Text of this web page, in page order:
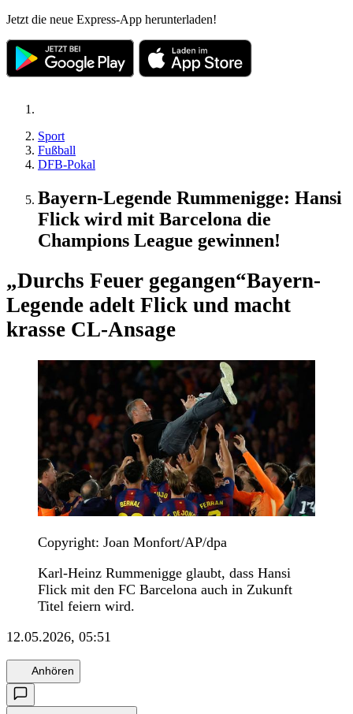
Jetzt die neue Express-App herunterladen!
Sport
Fußball
DFB-Pokal
Bayern-Legende Rummenigge: Hansi
Flick wird mit Barcelona die
Champions League gewinnen!
„Durchs Feuer gegangen“Bayern-
Legende adelt Flick und macht
krasse CL-Ansage
Copyright: Joan Monfort/AP/dpa
Karl-Heinz Rummenigge glaubt, dass Hansi
Flick mit den FC Barcelona auch in Zukunft
Titel feiern wird.
12.05.2026, 05:51
Anhören